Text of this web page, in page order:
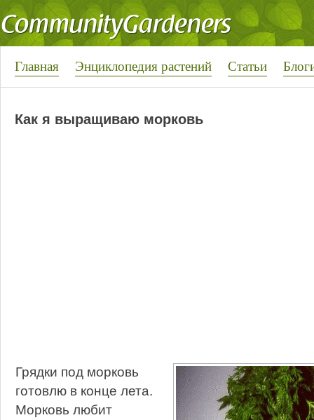
Главная Энциклопедия растений Статьи
Как я выращиваю морковь
Грядки под морковь
готовлю в конце лета.
Морковь любит